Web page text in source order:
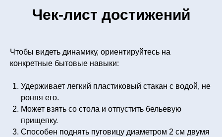
Чек-лист достижений
Чтобы видеть динамику, ориентируйтесь на
конкретные бытовые навыки:
Удерживает легкий пластиковый стакан с водой, не
роняя его.
Может взять со стола и отпустить бельевую
прищепку.
Способен поднять пуговицу диаметром 2 см двумя